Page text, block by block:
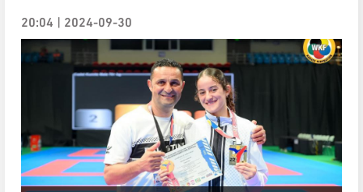
2024-09-30 | 20:04